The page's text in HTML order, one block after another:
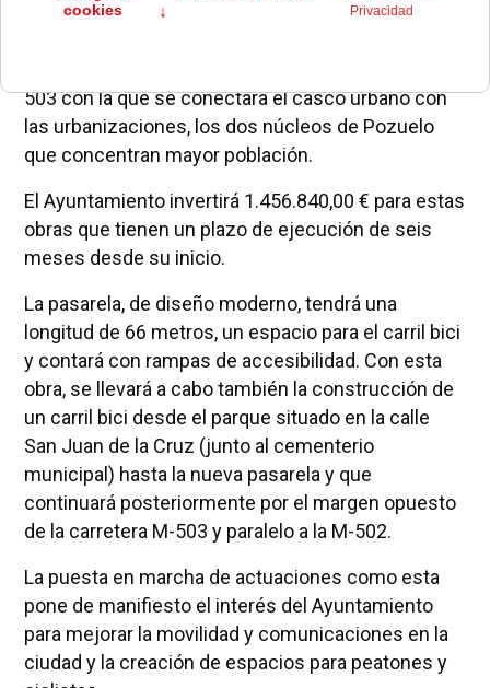
La Junta de Gobierno Local ha adjudicado el
503 con la que se conectará el casco urbano con
las urbanizaciones, los dos núcleos de Pozuelo
que concentran mayor población.
El Ayuntamiento invertirá 1.456.840,00 € para estas
obras que tienen un plazo de ejecución de seis
meses desde su inicio.
La pasarela, de diseño moderno, tendrá una
longitud de 66 metros, un espacio para el carril bici
y contará con rampas de accesibilidad. Con esta
obra, se llevará a cabo también la construcción de
un carril bici desde el parque situado en la calle
San Juan de la Cruz (junto al cementerio
municipal) hasta la nueva pasarela y que
continuará posteriormente por el margen opuesto
de la carretera M-503 y paralelo a la M-502.
La puesta en marcha de actuaciones como esta
pone de manifiesto el interés del Ayuntamiento
para mejorar la movilidad y comunicaciones en la
ciudad y la creación de espacios para peatones y